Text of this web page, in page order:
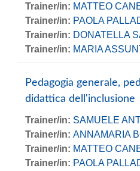
Trainer/in: MATTEO
Trainer/in: PAOLA
Trainer/in: DONATELLA
Trainer/in: MARIA
Pedagogia generale,
didattica dell'inclusione
Trainer/in: SAMUELE
Trainer/in: ANNAMARIA
Trainer/in: MATTEO
Trainer/in: PAOLA